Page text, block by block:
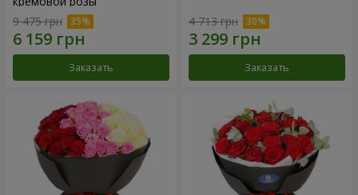
9 475 грн
Заказать
4 713 грн
Заказать